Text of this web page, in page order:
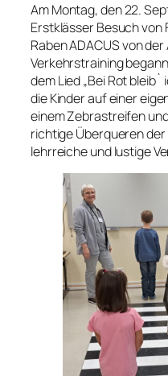
Am Montag, den 22.
Erstklässer Besuch von
Raben ADACUS von
Verkehrstraining
dem Lied „Bei Rot
die Kinder auf einer
einem Zebrastreifen
richtige Überqueren
lehrreiche und lustige